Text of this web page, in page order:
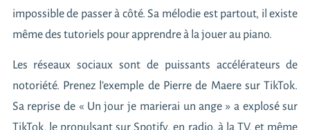
impossible de passer à côté. Sa mélodie est partout, il existe
même des tutoriels pour apprendre à la jouer au piano.
Les réseaux sociaux sont de puissants accélérateurs de
notoriété. Prenez l’exemple de Pierre de Maere sur TikTok.
Sa reprise de « Un jour je marierai un ange » a explosé sur
TikTok, le propulsant sur Spotify, en radio, à la TV, et même